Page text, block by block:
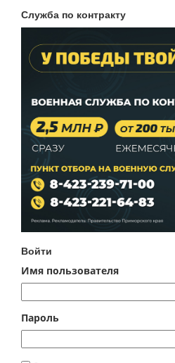
Служба по контракту
Войти
Имя пользователя
Пароль